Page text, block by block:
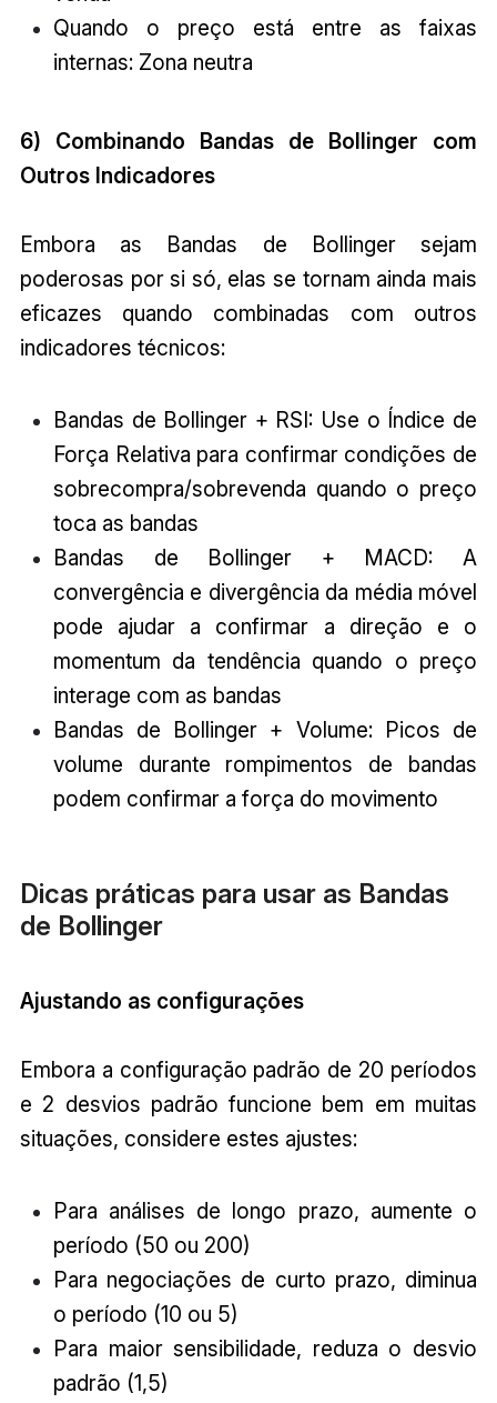
Quando o preço está entre as faixas
internas: Zona neutra
6) Combinando Bandas de Bollinger com
Outros Indicadores
Embora as Bandas de Bollinger sejam
poderosas por si só, elas se tornam ainda mais
eficazes quando combinadas com outros
indicadores técnicos:
Bandas de Bollinger + RSI: Use o Índice de
Força Relativa para confirmar condições de
sobrecompra/sobrevenda quando o preço
toca as bandas
Bandas de Bollinger + MACD: A
convergência e divergência da média móvel
pode ajudar a confirmar a direção e o
momentum da tendência quando o preço
interage com as bandas
Bandas de Bollinger + Volume: Picos de
volume durante rompimentos de bandas
podem confirmar a força do movimento
Dicas práticas para usar as Bandas
de Bollinger
Ajustando as configurações
Embora a configuração padrão de 20 períodos
e 2 desvios padrão funcione bem em muitas
situações, considere estes ajustes:
Para análises de longo prazo, aumente o
período (50 ou 200)
Para negociações de curto prazo, diminua
o período (10 ou 5)
Para maior sensibilidade, reduza o desvio
padrão (1,5)